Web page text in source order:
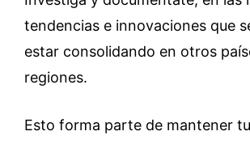
tendencias e innovaciones que
estar consolidando en otros
regiones.
Esto forma parte de mantener